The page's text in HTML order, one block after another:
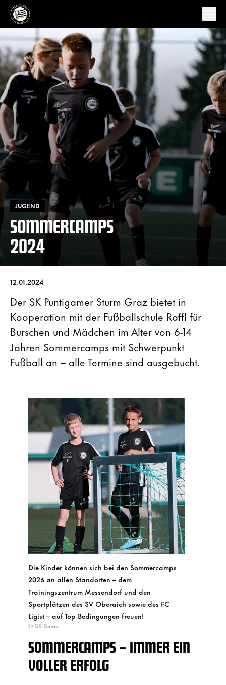
JUGEND
SOMMERCAMPS
2024
12.01.2024
Der SK Puntigamer Sturm Graz bietet in
Kooperation mit der Fußballschule Raffl für
Burschen und Mädchen im Alter von 6-14
Jahren Sommercamps mit Schwerpunkt
Fußball an – alle Termine sind ausgebucht.
Die Kinder können sich bei den Sommercamps
2026 an allen Standorten – dem
Trainingszentrum Messendorf und den
Sportplätzen des SV Oberaich sowie des FC
Ligist – auf Top-Bedingungen freuen!
© SK Sturm
SOMMERCAMPS – IMMER EIN
VOLLER ERFOLG